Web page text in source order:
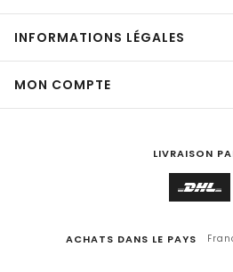
INFORMATIONS LÉGALES
MON COMPTE
LIVRAISON
ACHATS DANS LE PAYS